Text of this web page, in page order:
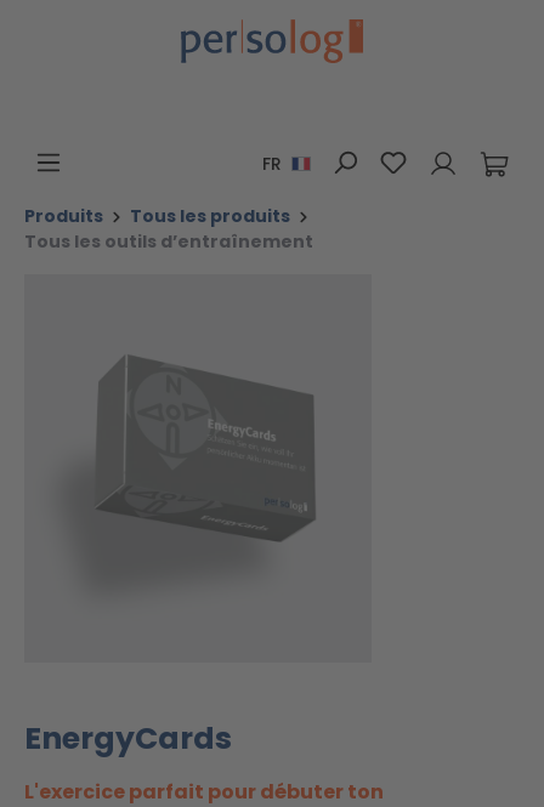
Passer au contenu principal
FR Vous avez 0
Produits
Tous les produits
Tous les outils d’entraînement
EnergyCards
L'exercice parfait pour débuter ton